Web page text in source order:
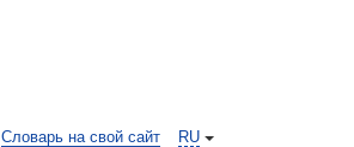
RU
Словарь на свой сайт